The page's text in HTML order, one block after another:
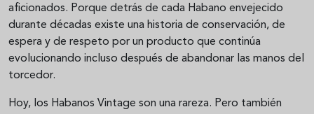
aficionados. Porque detrás de cada Habano envejecido
durante décadas existe una historia de conservación, de
espera y de respeto por un producto que continúa
evolucionando incluso después de abandonar las manos del
torcedor.
Hoy, los Habanos Vintage son una rareza. Pero también